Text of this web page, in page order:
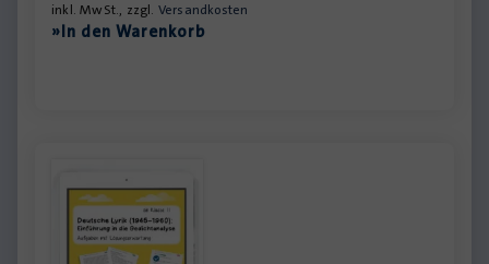
inkl. MwSt., zzgl. Versandkosten
»In den Warenkorb